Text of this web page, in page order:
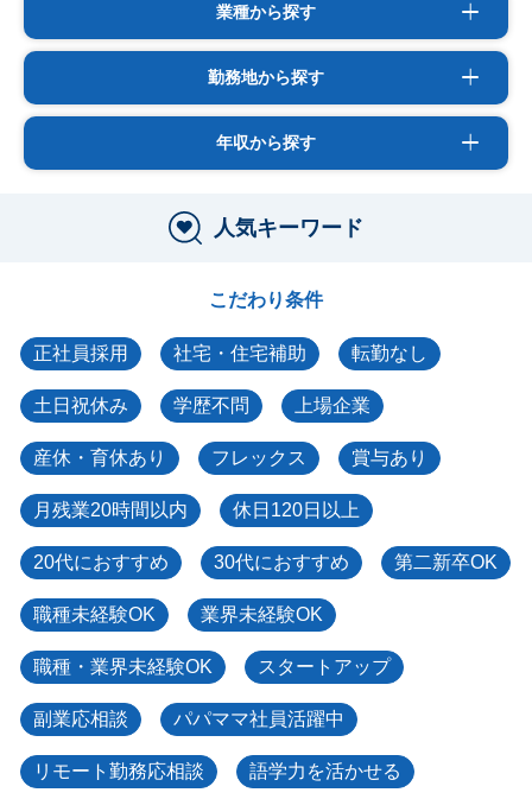
業種から探す
勤務地から探す
年収から探す
人気キーワード
こだわり条件
正社員採用 社宅・住宅補助 転勤なし
土日祝休み 学歴不問 上場企業
産休・育休あり フレックス 賞与あり
月残業20時間以内 休日120日以上
20代におすすめ 30代におすすめ 第二新卒OK
職種未経験OK 業界未経験OK
職種・業界未経験OK スタートアップ
副業応相談 パパママ社員活躍中
リモート勤務応相談 語学力を活かせる